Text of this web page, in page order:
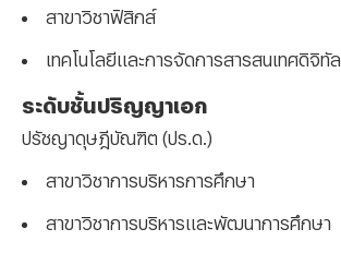
สาขาวิชาฟิสิกส์
เทคโนโลยีและการจัดการสารสนเทศดิจิทัล
ระดับชั้นปริญญาเอก
ปรัชญาดุษฎีบัณฑิต (ปร.ด.)
สาขาวิชาการบริหารการศึกษา
สาขาวิชาการบริหารและพัฒนาการศึกษา